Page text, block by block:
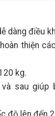
dàng điều
thiện
kg.
sau giúp
độ lên đến